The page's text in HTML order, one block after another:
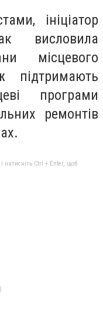
ініціатор
висловила
місцевого
підтримають
програми
ремонтів
натисніть Ctrl + Enter, щоб